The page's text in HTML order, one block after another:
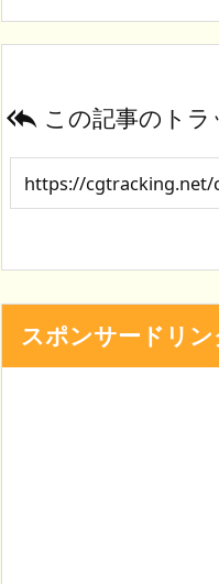
 この記事のト
スポンサードリン